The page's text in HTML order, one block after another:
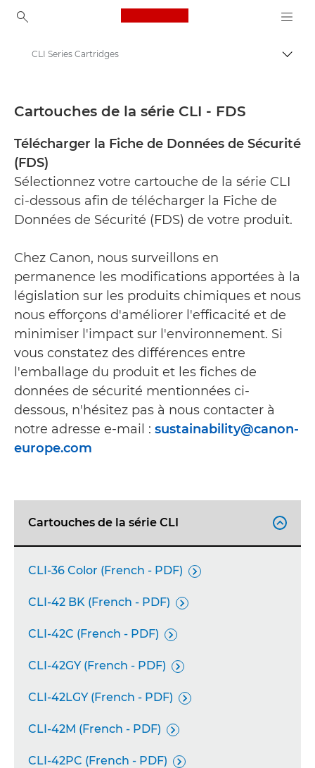
Canon Logo, back to
Fiches de données de sécurité
CLI Series Cartridges
Cartouches de la série CLI - FDS
Télécharger la Fiche de Données de Sécurité
(FDS)
Sélectionnez votre cartouche de la série CLI
ci-dessous afin de télécharger la Fiche de
Données de Sécurité (FDS) de votre produit.
Chez Canon, nous surveillons en
permanence les modifications apportées à la
législation sur les produits chimiques et nous
nous efforçons d'améliorer l'efficacité et de
minimiser l'impact sur l'environnement. Si
vous constatez des différences entre
l'emballage du produit et les fiches de
données de sécurité mentionnées ci-
dessous, n'hésitez pas à nous contacter à
notre adresse e-mail : sustainability@canon-
europe.com
Cartouches de la série CLI 
CLI-36 Color (French - PDF) 
CLI-42 BK (French - PDF) 
CLI-42C (French - PDF) 
CLI-42GY (French - PDF) 
CLI-42LGY (French - PDF) 
CLI-42M (French - PDF) 
CLI-42PC (French - PDF) 